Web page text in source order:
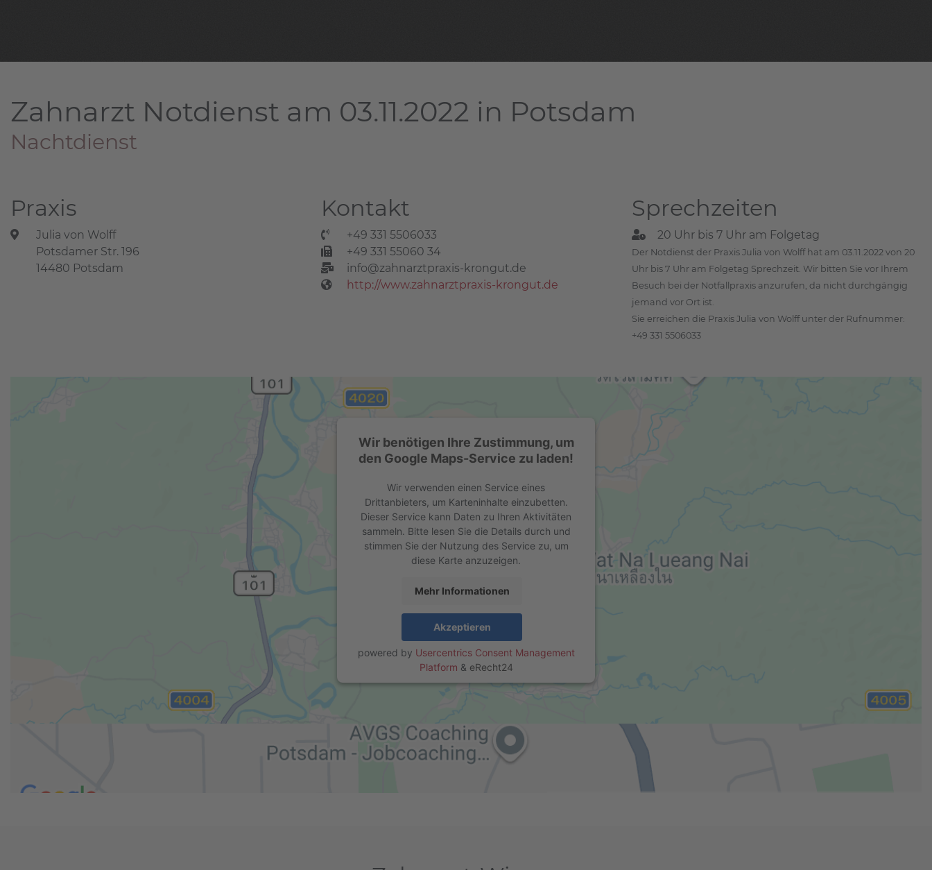
Zahnarzt Notdienst am 03.11.2022 in Potsdam
Nachtdienst
Praxis
Julia von Wolff
Potsdamer Str. 196
14480 Potsdam
Kontakt
+49 331 5506033
+49 331 55060 34
info@zahnarztpraxis-krongut.de
http://www.zahnarztpraxis-krongut.de
Sprechzeiten
20 Uhr bis 7 Uhr am Folgetag
Der Notdienst der Praxis Julia von Wolff hat am 03.11.2022 von 20
Uhr bis 7 Uhr am Folgetag Sprechzeit. Wir bitten Sie vor Ihrem
Besuch bei der Notfallpraxis anzurufen, da nicht durchgängig
jemand vor Ort ist.
Sie erreichen die Praxis Julia von Wolff unter der Rufnummer:
+49 331 5506033
Wir benötigen Ihre Zustimmung, um
den Google Maps-Service zu laden!
Wir verwenden einen Service eines
Drittanbieters, um Karteninhalte einzubetten.
Dieser Service kann Daten zu Ihren Aktivitäten
sammeln. Bitte lesen Sie die Details durch und
stimmen Sie der Nutzung des Service zu, um
diese Karte anzuzeigen.
Mehr Informationen
Akzeptieren
powered by Usercentrics Consent Management
Platform & eRecht24